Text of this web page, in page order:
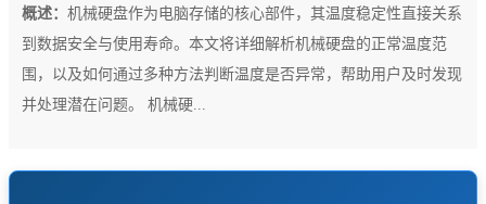
概述： 机械硬盘作为电脑存储的核心部件，其温度稳定性直接关系
到数据安全与使用寿命。本文将详细解析机械硬盘的正常温度范
围，以及如何通过多种方法判断温度是否异常，帮助用户及时发现
并处理潜在问题。 机械硬...